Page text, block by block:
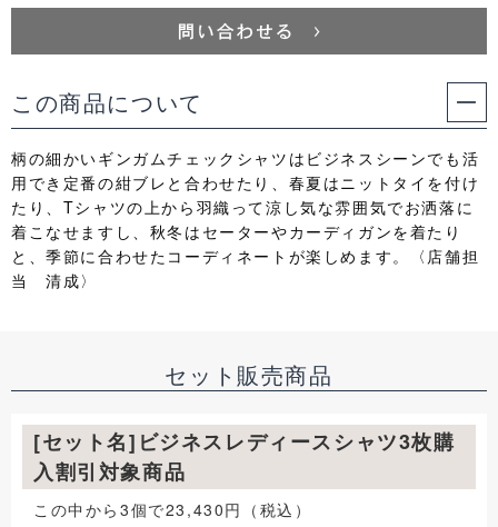
この商品について
柄の細かいギンガムチェックシャツはビジネスシーンでも活
用でき定番の紺ブレと合わせたり、春夏はニットタイを付け
たり、Tシャツの上から羽織って涼し気な雰囲気でお洒落に
着こなせますし、秋冬はセーターやカーディガンを着たり
と、季節に合わせたコーディネートが楽しめます。〈店舗担
当 清成〉
セット販売商品
[セット名]ビジネスレディースシャツ3枚購
入割引対象商品
この中から3個で23,430円（税込）